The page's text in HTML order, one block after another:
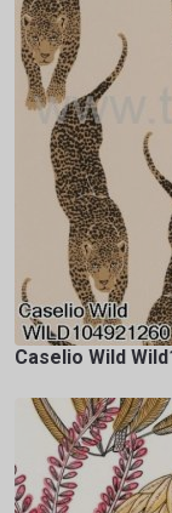
Caselio Wild